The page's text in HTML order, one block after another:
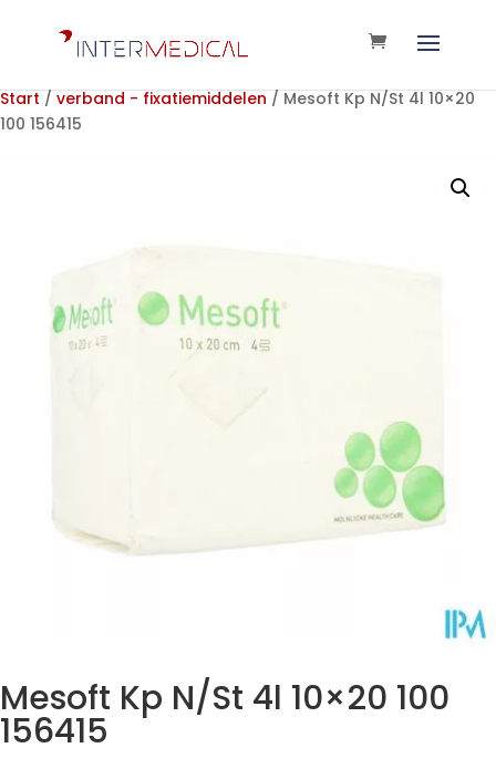
Start / verband - fixatiemiddelen / Mesoft Kp N/St 4l 10×20
100 156415
Mesoft Kp N/St 4l 10×20 100
156415